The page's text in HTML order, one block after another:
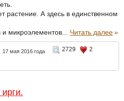
растение. А здесь в единственном
микроэлементов... Читать далее»
17 мая 2016 года 2729
2